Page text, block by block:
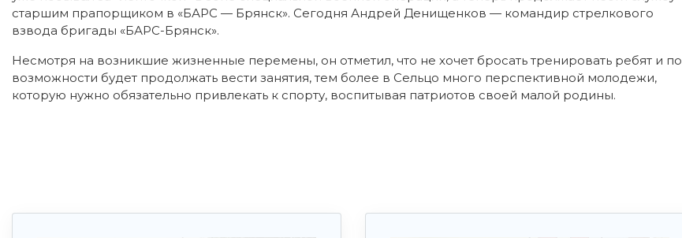
старшим прапорщиком в «БАРС — Брянск». Сегодня Андрей Денищенков — командир стрелкового
взвода бригады «БАРС-Брянск».
Несмотря на возникшие жизненные перемены, он отметил, что не хочет бросать тренировать ребят и по
возможности будет продолжать вести занятия, тем более в Сельцо много перспективной молодежи,
которую нужно обязательно привлекать к спорту, воспитывая патриотов своей малой родины.